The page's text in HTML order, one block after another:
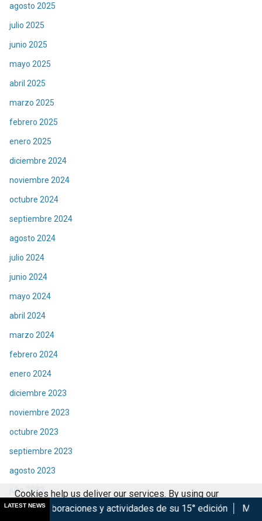
agosto 2025
julio 2025
junio 2025
mayo 2025
abril 2025
marzo 2025
febrero 2025
enero 2025
diciembre 2024
noviembre 2024
octubre 2024
septiembre 2024
agosto 2024
julio 2024
junio 2024
mayo 2024
abril 2024
marzo 2024
febrero 2024
enero 2024
diciembre 2023
noviembre 2023
octubre 2023
septiembre 2023
agosto 2023
julio 2023
junio 2023
LATEST NEWS
y actividades de su 15° edición Marsupilami: Caos a
Cookies help us deliver our services. By using our
services, you agree to our use of cookies.
Got it